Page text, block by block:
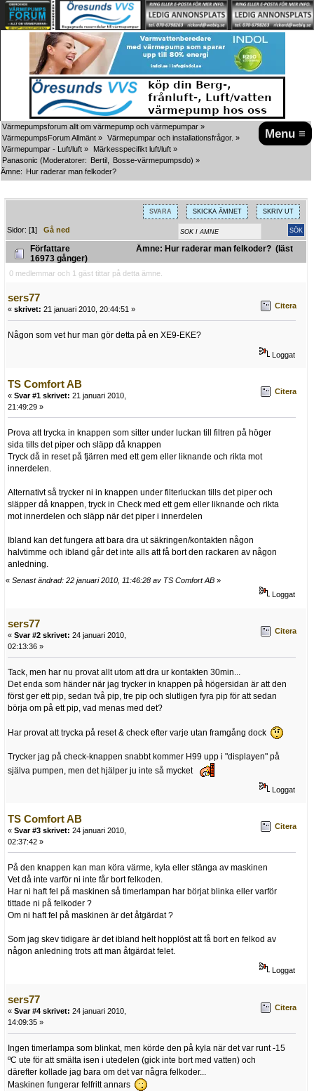
Menu ≡
Värmepumpsforum allt om värmepump och värmepumpar »
VärmepumpsForum Allmänt » Värmepumpar och installationsfrågor. »
Värmepumpar - Luft/luft » Märkesspecifikt luft/luft »
Panasonic (Moderatorer: Bertil Bosse-värmepumpsdo) »
Ämne: Hur raderar man felkoder?
SVARA SKICKA ÄMNET SKRIV UT
Sidor: [1]Gå ned
Författare
Ämne: Hur raderar man felkoder? (läst
16973 gånger)
0 medlemmar och 1 gäst tittar på detta ämne.
sers77
« skrivet: 21 januari 2010, 20:44:51 » Citera
Någon som vet hur man gör detta på en XE9-EKE?
Loggat
TS Comfort AB
« Svar #1 skrivet: 21 januari 2010,
21:49:29 »
Citera
Prova att trycka in knappen som sitter under luckan till filtren på höger
sida tills det piper och släpp då knappen
Tryck då in reset på fjärren med ett gem eller liknande och rikta mot
innerdelen.
Alternativt så trycker ni in knappen under filterluckan tills det piper och
släpper då knappen, tryck in Check med ett gem eller liknande och rikta
mot innerdelen och släpp när det piper i innerdelen
Ibland kan det fungera att bara dra ut säkringen/kontakten någon
halvtimme och ibland går det inte alls att få bort den rackaren av någon
anledning.
« Senast ändrad: 22 januari 2010, 11:46:28 av TS Comfort AB »
Loggat
sers77
« Svar #2 skrivet: 24 januari 2010,
02:13:36 »
Citera
Tack, men har nu provat allt utom att dra ur kontakten 30min...
Det enda som händer när jag trycker in knappen på högersidan är att den
först ger ett pip, sedan två pip, tre pip och slutligen fyra pip för att sedan
börja om på ett pip, vad menas med det?
Har provat att trycka på reset & check efter varje utan framgång dock
Trycker jag på check-knappen snabbt kommer H99 upp i "displayen" på
själva pumpen, men det hjälper ju inte så mycket
Loggat
TS Comfort AB
« Svar #3 skrivet: 24 januari 2010,
02:37:42 »
Citera
På den knappen kan man köra värme, kyla eller stänga av maskinen
Vet då inte varför ni inte får bort felkoden.
Har ni haft fel på maskinen så timerlampan har börjat blinka eller varför
tittade ni på felkoder ?
Om ni haft fel på maskinen är det åtgärdat ?
Som jag skev tidigare är det ibland helt hopplöst att få bort en felkod av
någon anledning trots att man åtgärdat felet.
Loggat
sers77
« Svar #4 skrivet: 24 januari 2010,
14:09:35 »
Citera
Ingen timerlampa som blinkat, men körde den på kyla när det var runt -15
ºC ute för att smälta isen i utedelen (gick inte bort med vatten) och
därefter kollade jag bara om det var några felkoder...
Maskinen fungerar felfritt annars